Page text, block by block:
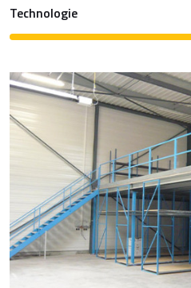
Technologie